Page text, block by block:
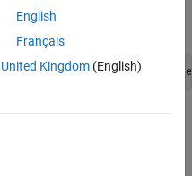
"extern","examples","mex"
English
Français
United Kingdom(English)